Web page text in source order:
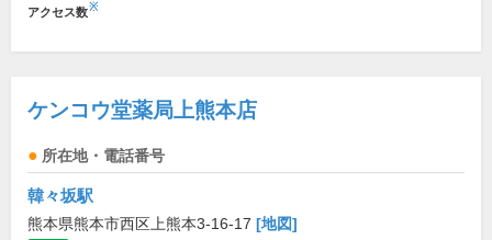
アクセス数※
ケンコウ堂薬局上熊本店
所在地・電話番号
韓々坂駅
熊本県熊本市西区上熊本3-16-17 [地図]